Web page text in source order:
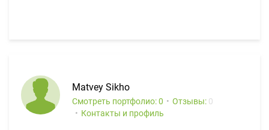
Matvey Sikho
Смотреть портфолио: 0 Отзывы: 0
Контакты и профиль